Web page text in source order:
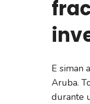
E siman
Aruba.
durante